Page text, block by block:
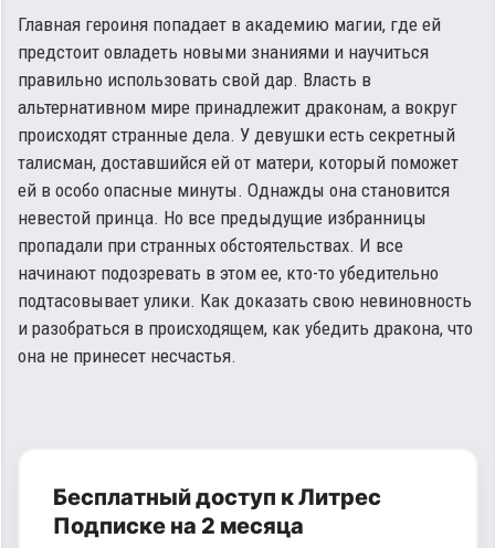
Главная героиня попадает в академию магии, где ей
предстоит овладеть новыми знаниями и научиться
правильно использовать свой дар. Власть в
альтернативном мире принадлежит драконам, а вокруг
происходят странные дела. У девушки есть секретный
талисман, доставшийся ей от матери, который поможет
ей в особо опасные минуты. Однажды она становится
невестой принца. Но все предыдущие избранницы
пропадали при странных обстоятельствах. И все
начинают подозревать в этом ее, кто-то убедительно
подтасовывает улики. Как доказать свою невиновность
и разобраться в происходящем, как убедить дракона, что
она не принесет несчастья.
Бесплатный доступ к Литрес
Подписке на 2 месяца